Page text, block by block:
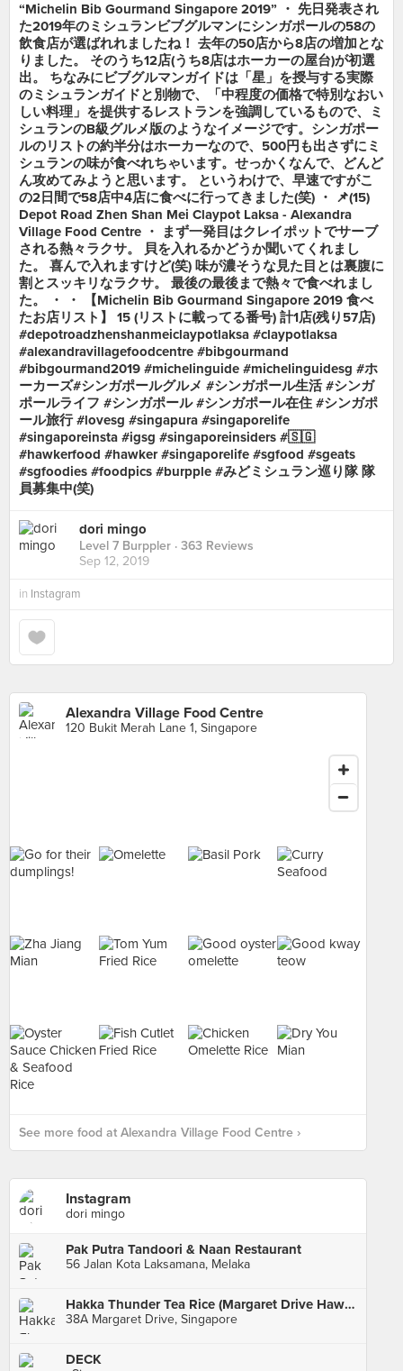
“Michelin Bib Gourmand Singapore 2019” ・ 先日発表され
た2019年のミシュランビブグルマンにシンガポールの58の
飲食店が選ばれれましたね！ 去年の50店から8店の増加とな
りました。 そのうち12店(うち8店はホーカーの屋台)が初選
出。 ちなみにビブグルマンガイドは「星」を授与する実際
のミシュランガイドと別物で、「中程度の価格で特別なおい
しい料理」を提供するレストランを強調しているもので、ミ
シュランのB級グルメ版のようなイメージです。シンガポー
ルのリストの約半分はホーカーなので、500円も出さずにミ
シュランの味が食べれちゃいます。せっかくなんで、どんど
ん攻めてみようと思います。 というわけで、早速ですがこ
の2日間で58店中4店に食べに行ってきました(笑) ・ 📌(15)
Depot Road Zhen Shan Mei Claypot Laksa - Alexandra
Village Food Centre ・ まず一発目はクレイポットでサーブ
される熱々ラクサ。 貝を入れるかどうか聞いてくれまし
た。 喜んで入れますけど(笑) 味が濃そうな見た目とは裏腹に
割とスッキリなラクサ。 最後の最後まで熱々で食べれまし
た。 ・ ・ 【Michelin Bib Gourmand Singapore 2019 食べ
たお店リスト】 15 (リストに載ってる番号) 計1店(残り57店)
#depotroadzhenshanmeiclaypotlaksa #claypotlaksa
#alexandravillagefoodcentre #bibgourmand
#bibgourmand2019 #michelinguide #michelinguidesg #ホ
ーカーズ#シンガポールグルメ #シンガポール生活 #シンガ
ポールライフ #シンガポール #シンガポール在住 #シンガポ
ール旅行 #lovesg #singapura #singaporelife
#singaporeinsta #igsg #singaporeinsiders #🇸🇬
#hawkerfood #hawker #singaporelife #sgfood #sgeats
#sgfoodies #foodpics #burpple #みどミシュラン巡り隊 隊
員募集中(笑)
dori mingo
Level 7 Burppler · 363 Reviews
Sep 12, 2019
in Instagram
Alexandra Village Food Centre
120 Bukit Merah Lane 1, Singapore
See more food at Alexandra Village Food Centre ›
Instagram
dori mingo
Pak Putra Tandoori & Naan Restaurant
56 Jalan Kota Laksamana, Melaka
Hakka Thunder Tea Rice (Margaret Drive Hawker Centre)
38A Margaret Drive, Singapore
DECK